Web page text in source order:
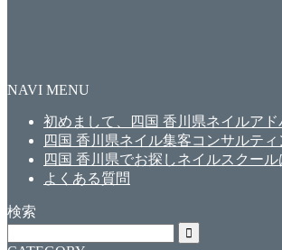
NAVI MENU
初めまして、四国 香川県ネイルアド
四国 香川県ネイル集客コンサルティ
四国 香川県でお探しネイルスクー
よくある質問
検索